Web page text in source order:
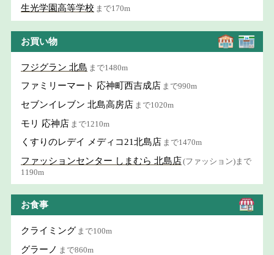
生光学園高等学校 まで170m
お買い物
フジグラン 北島 まで1480m
ファミリーマート 応神町西吉成店 まで990m
セブンイレブン 北島高房店 まで1020m
モリ 応神店 まで1210m
くすりのレデイ メディコ21北島店 まで1470m
ファッションセンター しまむら 北島店(ファッション)まで
1190m
お食事
クライミング まで100m
グラーノ まで860m